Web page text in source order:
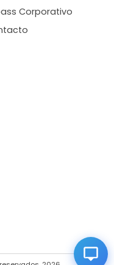
Corporativo